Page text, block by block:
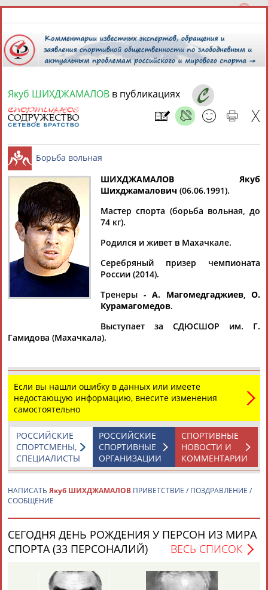
10 августа 2026 года,
СПОРТСМЕНЫ, ТРЕНЕРЫ И СПЕЦИАЛИСТЫ
Найдено: 1персона Расширенный поиск
Якуб
ШИХДЖАМАЛОВ
Ваш запрос: "Якуб ШИХДЖАМАЛОВ"
Документы 1-1 из 1 найденных уникальных документов
Кубок мира в США
Шихджамалов(Дагестан) До 86 кг — Даурен Куруглиев...
(Проект: Информационное агентство СТАДИОН)
03.04.2015
ТАБЛО АКТИВНОСТИ
ЦЕЛИ ПРОЕКТА КОНТАКТЫ НАШИ КНОПКИ РЕКЛАМА
Якуб ШИХДЖАМАЛОВ в публикациях
Борьба вольная
ШИХДЖАМАЛОВ Якуб
Шихджамалович (06.06.1991).
Мастер спорта (борьба вольная, до
74 кг).
Родился и живет в Махачкале.
Серебряный призер чемпионата
России (2014).
Тренеры - А. Магомедгаджиев, О.
Курамагомедов.
Выступает за СДЮСШОР им. Г.
Гамидова (Махачкала).
Если вы нашли ошибку в данных или имеете
недостающую информацию, внесите изменения
самостоятельно
СПОРТИВНЫЕ
НОВОСТИ И
КОММЕНТАРИИ
РОССИЙСКИЕ
СПОРТИВНЫЕ
ОРГАНИЗАЦИИ
РОССИЙСКИЕ
СПОРТСМЕНЫ,
СПЕЦИАЛИСТЫ
НАПИСАТЬ Якуб ШИХДЖАМАЛОВ ПРИВЕТСТВИЕ / ПОЗДРАВЛЕНИЕ /
СООБЩЕНИЕ
СЕГОДНЯ ДЕНЬ РОЖДЕНИЯ У ПЕРСОН ИЗ МИРА
СПОРТА (33 ПЕРСОНАЛИЙ)
ВЕСЬ СПИСОК